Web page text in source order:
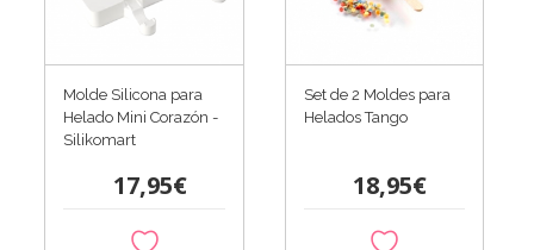
Molde Silicona para
Helado Mini Corazón -
Silikomart
17,95€
Set de 2 Moldes para
Helados Tango
18,95€